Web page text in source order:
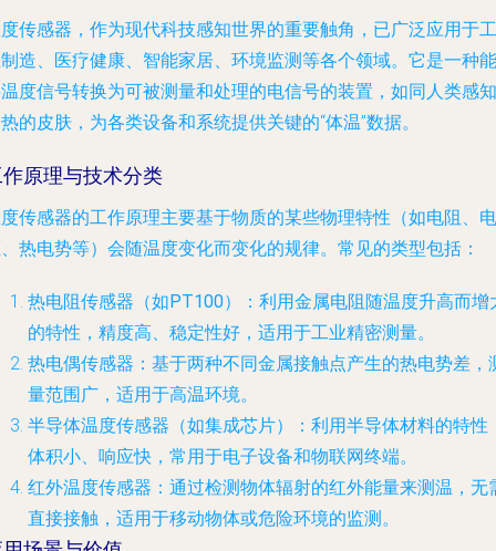
传感器，作为现代科技感知世界的重要触角，已广泛应用于工
造、医疗健康、智能家居、环境监测等各个领域。它是一种能
度信号转换为可被测量和处理的电信号的装置，如同人类感知
的皮肤，为各类设备和系统提供关键的“体温”数据。
原理与技术分类
传感器的工作原理主要基于物质的某些物理特性（如电阻、电
热电势等）会随温度变化而变化的规律。常见的类型包括：
热电阻传感器（如PT100）
：利用金属电阻随温度升高而增
的特性，精度高、稳定性好，适用于工业精密测量。
热电偶传感器 ：基于两种不同金属接触点产生的热电势差，
量范围广，适用于高温环境。
半导体温度传感器（如集成芯片）
：利用半导体材料的特性
体积小、响应快，常用于电子设备和物联网终端。
红外温度传感器 ：通过检测物体辐射的红外能量来测温，无
直接接触，适用于移动物体或危险环境的监测。